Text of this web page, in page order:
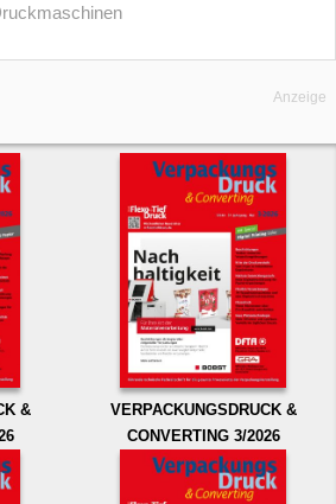
Anzeige
&
VERPACKUNGSDRUCK &
CONVERTING 3/2026